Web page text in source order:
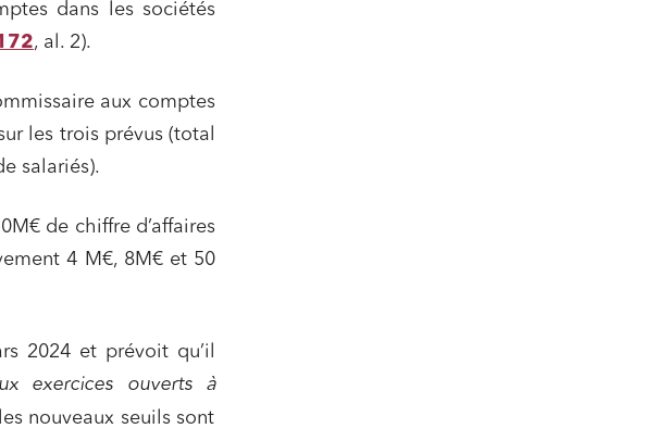
dans les sociétés
, al. 2).
aux comptes
les trois prévus (total
salariés).
de chiffre d’affaires
4 M€, 8M€ et 50
2024 et prévoit qu’il
exercices ouverts à
nouveaux seuils sont